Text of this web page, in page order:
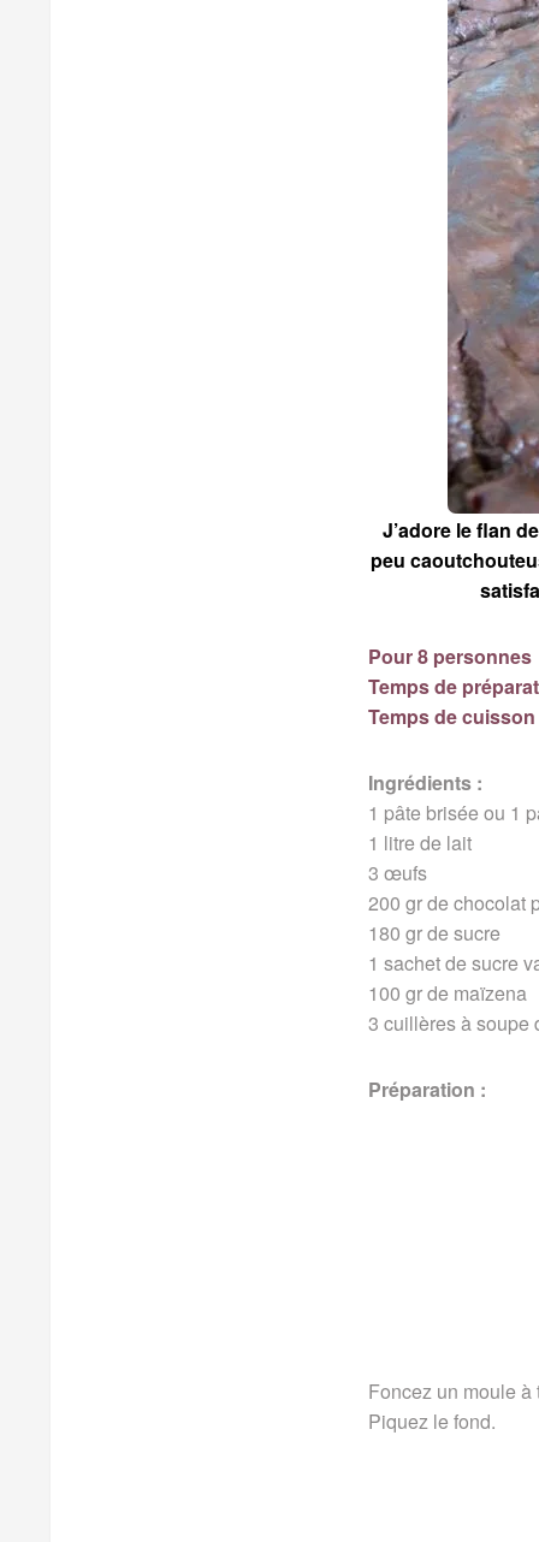
J’adore le flan
peu
Pour 8 personnes
Temps de
Temps de
Ingrédients :
1 pâte brisée ou 1
1 litre de lait
3 œufs
200 gr de chocolat
180 gr de sucre
1 sachet de sucre
100 gr de maïzena
3 cuillères à
Préparation :
Foncez un moule
Piquez le fond.